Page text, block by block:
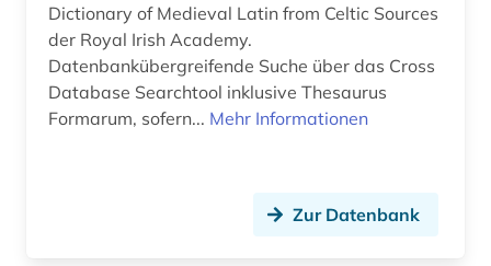
kirchenlatein (1)
kirchenväter (6)
klassische archäologie (4)
klassische philologie (25)
Dictionary of Medieval Latin from Celtic Sources
der Royal Irish Academy.
Datenbankübergreifende Suche über das Cross
Database Searchtool inklusive Thesaurus
Formarum, sofern... Mehr Informationen
Zur Datenbank